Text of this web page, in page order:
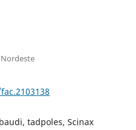
Nordeste
tadpoles, Scinax